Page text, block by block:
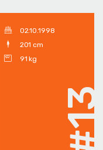
02.10.1998
201 cm
91 kg